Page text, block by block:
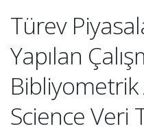
Türev
Yapılan
Science Veri